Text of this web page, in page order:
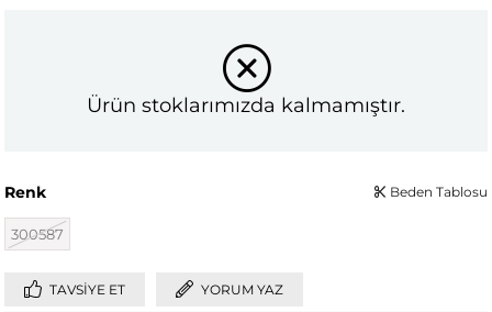
Ürün stoklarımızda kalmamıştır.
Renk
300587
Beden Tablosu
TAVSIYE ET YORUM YAZ